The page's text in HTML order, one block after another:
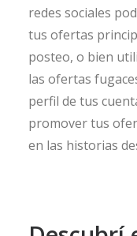
redes sociales
tus ofertas
posteo, o bien
las ofertas
perfil de tus
promover tus
en las historias